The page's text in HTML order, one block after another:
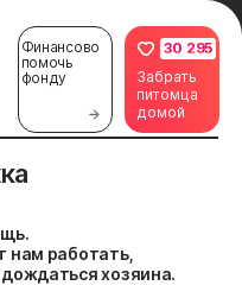
Финансово
помочь
фонду
30 295
Забрать
питомца
домой
нам работать,
хозяина.